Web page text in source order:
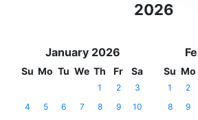
2026
January 2026
Su Mo Tu We Th Fr Sa
1 2
3
4
5 6 7 8 9
10
Su Mo
1 2
8
9